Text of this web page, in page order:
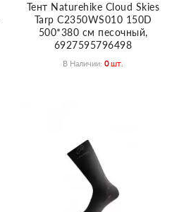
Тент Naturehike Cloud Skies
Tarp C2350WS010 150D
500*380 см песочный,
6927595796498
В Наличии: 0 Шт.